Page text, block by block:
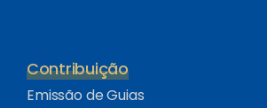
Contribuição
Emissão de Guias